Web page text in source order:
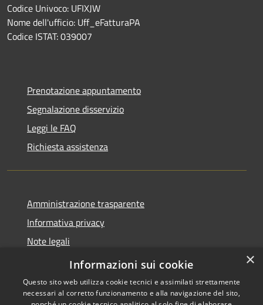
Codice Univoco: UFIXJW
Nome dell'ufficio: Uff_eFatturaPA
Codice ISTAT: 039007
Prenotazione appuntamento
Segnalazione disservizio
Leggi le FAQ
Richiesta assistenza
Amministrazione trasparente
Informativa privacy
Note legali
Dichiarazione di accessibilità
×
Informazioni sui cookie
Questo sito web utilizza cookie tecnici e assimilati strettamente
necessari al corretto funzionamento e alla navigazione del sito,